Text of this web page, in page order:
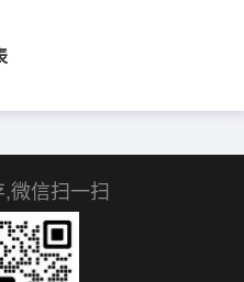
微信扫一扫